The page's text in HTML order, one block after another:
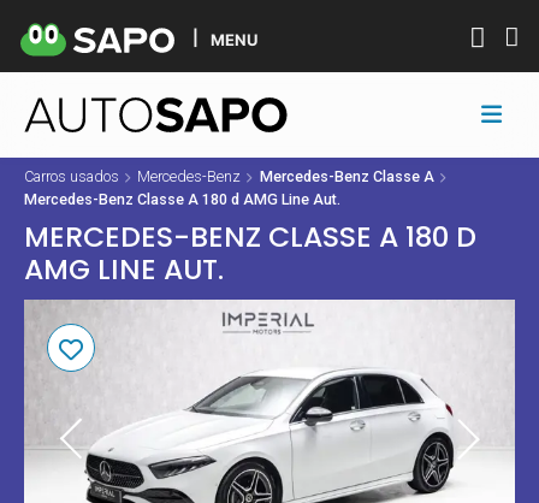
MENU
Carros usados Mercedes-Benz
Mercedes-Benz Classe A
Mercedes-Benz Classe A 180 d AMG Line Aut.
MERCEDES-BENZ CLASSE A 180 D
AMG LINE AUT.